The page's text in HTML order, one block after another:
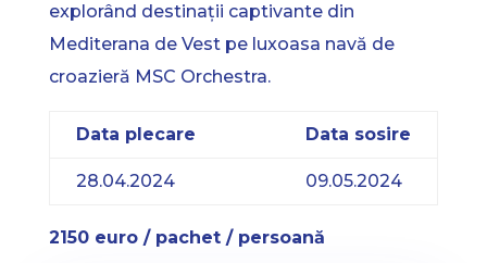
explorând destinații captivante din
Mediterana de Vest pe luxoasa navă de
croazieră MSC Orchestra.
Data plecare Data sosire
28.04.2024 09.05.2024
2150 euro / pachet / persoană